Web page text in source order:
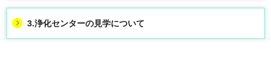
3.浄化センターの見学について